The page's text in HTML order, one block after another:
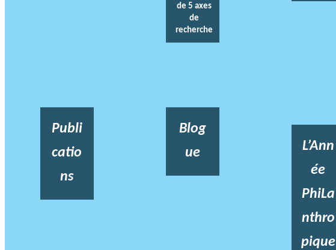
de 5 axes
de
recherche
Publi
catio
ns
Blog
ue
L’Ann
ée
PhiLa
nthro
pique